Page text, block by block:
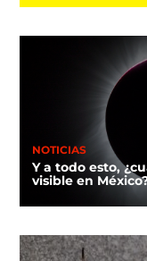
NOTICIAS
Y a todo esto,
visible en